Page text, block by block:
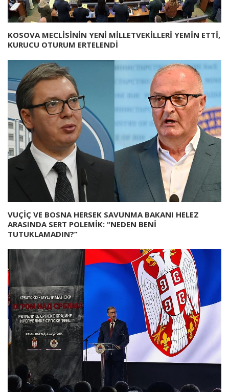
KOSOVA MECLİSİNİN YENİ MİLLETVEKİLLERİ YEMİN ETTİ,
KURUCU OTURUM ERTELENDİ
VUÇİÇ VE BOSNA HERSEK SAVUNMA BAKANI HELEZ
ARASINDA SERT POLEMİK: “NEDEN BENİ
TUTUKLAMADIN?”